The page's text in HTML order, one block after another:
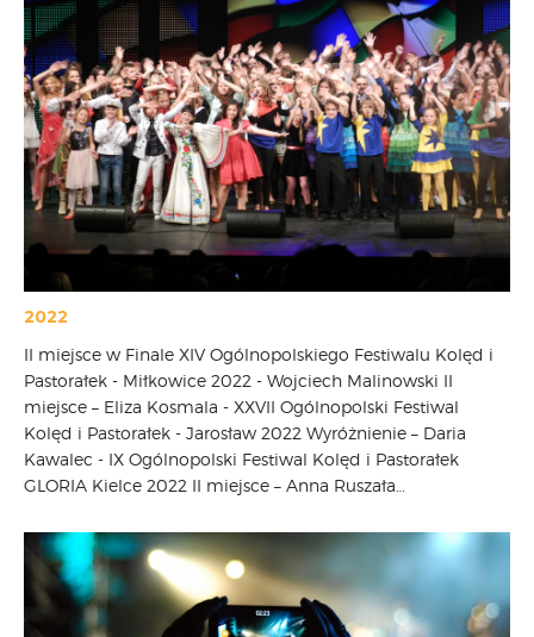
2022
II miejsce w Finale XIV Ogólnopolskiego Festiwalu Kolęd i
Pastorałek - Miłkowice 2022 - Wojciech Malinowski II
miejsce – Eliza Kosmala - XXVII Ogólnopolski Festiwal
Kolęd i Pastorałek - Jarosław 2022 Wyróżnienie – Daria
Kawalec - IX Ogólnopolski Festiwal Kolęd i Pastorałek
GLORIA Kielce 2022 II miejsce – Anna Ruszała…